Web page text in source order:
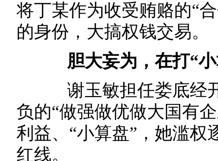
将丁某作为收受贿赂的“
的身份，大搞权钱交易。
胆大妄为，在打“
谢玉敏担任娄底经开
负的“做强做优做大国有
利益、“小算盘”，她滥权
红线。